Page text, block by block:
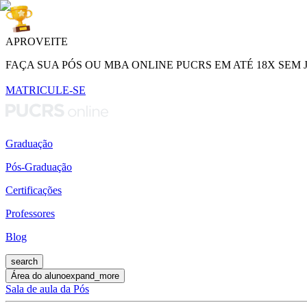
APROVEITE
FAÇA SUA PÓS OU MBA ONLINE PUCRS EM ATÉ 18X SEM
MATRICULE-SE
Graduação
Pós-Graduação
Certificações
Professores
Blog
search
Área do alunoexpand_more
Sala de aula da Pós